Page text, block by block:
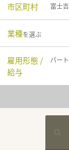
市区町村 富士
業種を選ぶ
雇用形態 /
給与
パー